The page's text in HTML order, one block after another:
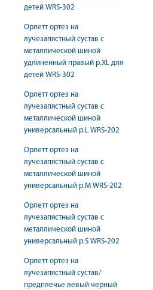
детей WRS-302
Орлетт ортез на
лучезапястный сустав с
металлической шиной
удлиненный правый р.XL для
детей WRS-302
Орлетт ортез на
лучезапястный сустав с
металлической шиной
универсальный р.L WRS-202
Орлетт ортез на
лучезапястный сустав с
металлической шиной
универсальный р.M WRS-202
Орлетт ортез на
лучезапястный сустав с
металлической шиной
универсальный р.S WRS-202
Орлетт ортез на
лучезапястный сустав/
предплечье левый черный